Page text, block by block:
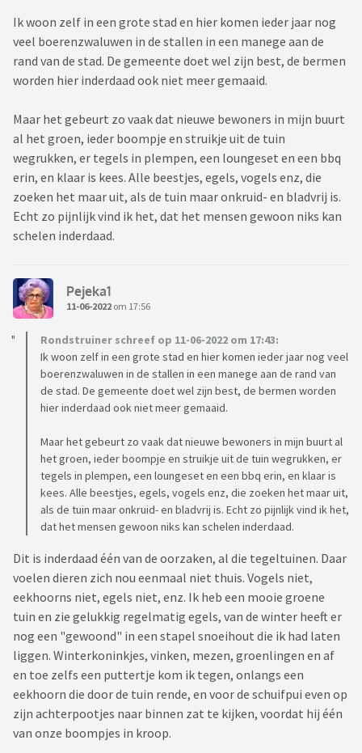
Ik woon zelf in een grote stad en hier komen ieder jaar nog
veel boerenzwaluwen in de stallen in een manege aan de
rand van de stad. De gemeente doet wel zijn best, de bermen
worden hier inderdaad ook niet meer gemaaid.
Maar het gebeurt zo vaak dat nieuwe bewoners in mijn buurt
al het groen, ieder boompje en struikje uit de tuin
wegrukken, er tegels in plempen, een loungeset en een bbq
erin, en klaar is kees. Alle beestjes, egels, vogels enz, die
zoeken het maar uit, als de tuin maar onkruid- en bladvrij is.
Echt zo pijnlijk vind ik het, dat het mensen gewoon niks kan
schelen inderdaad.
Pejeka1
11-06-2022 om 17:56
Rondstruiner schreef op 11-06-2022 om 17:43:
Ik woon zelf in een grote stad en hier komen ieder jaar nog veel
boerenzwaluwen in de stallen in een manege aan de rand van
de stad. De gemeente doet wel zijn best, de bermen worden
hier inderdaad ook niet meer gemaaid.
Maar het gebeurt zo vaak dat nieuwe bewoners in mijn buurt al
het groen, ieder boompje en struikje uit de tuin wegrukken, er
tegels in plempen, een loungeset en een bbq erin, en klaar is
kees. Alle beestjes, egels, vogels enz, die zoeken het maar uit,
als de tuin maar onkruid- en bladvrij is. Echt zo pijnlijk vind ik het,
dat het mensen gewoon niks kan schelen inderdaad.
Dit is inderdaad één van de oorzaken, al die tegeltuinen. Daar
voelen dieren zich nou eenmaal niet thuis. Vogels niet,
eekhoorns niet, egels niet, enz. Ik heb een mooie groene
tuin en zie gelukkig regelmatig egels, van de winter heeft er
nog een "gewoond" in een stapel snoeihout die ik had laten
liggen. Winterkoninkjes, vinken, mezen, groenlingen en af
en toe zelfs een puttertje kom ik tegen, onlangs een
eekhoorn die door de tuin rende, en voor de schuifpui even op
zijn achterpootjes naar binnen zat te kijken, voordat hij één
van onze boompjes in kroop.